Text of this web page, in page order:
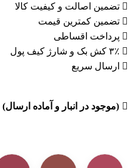
تضمین اصالت و کیفیت کالا
تضمین کمترین قیمت
پرداخت اقساطی
۳٪ کش بک و شارژ کیف پول
ارسال سریع
(موجود در انبار و آماده ارسال)